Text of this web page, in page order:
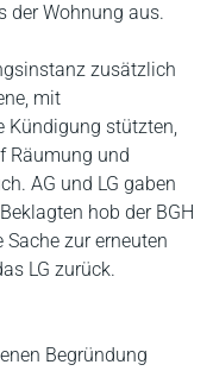
der Wohnung aus.
zusätzlich
mit
Kündigung stützten,
Räumung und
AG und LG gaben
hob der BGH
zur erneuten
LG zurück.
Begründung